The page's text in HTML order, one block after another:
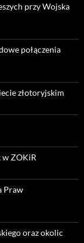
przy Wojska
połączenia
złotoryjskim
w ZOKiR
Praw
oraz okolic